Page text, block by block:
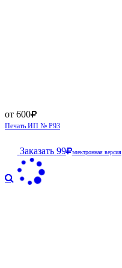
от 600
Печать ИП № Р93
Заказать 99 электронная версия